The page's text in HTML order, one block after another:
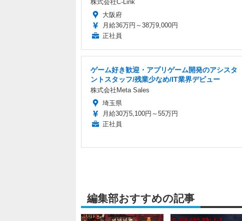
株式会社C-Link
大阪府
月給36万円～38万9,000円
正社員
ゲーム好き歓迎・アプリゲーム開発のアシスタ
ントスタッフ/残業少なめ/IT業界デビュー
株式会社Meta Sales
埼玉県
月給30万5,100円～55万円
正社員
編集部おすすめの記事